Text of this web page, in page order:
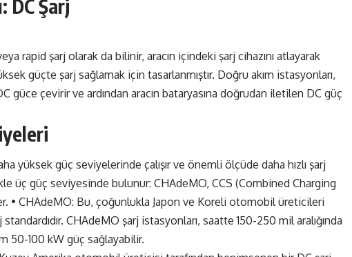
DC Şarj
rapid şarj olarak da bilinir, aracın içindeki şarj cihazını atlayarak
güçte şarj sağlamak için tasarlanmıştır. Doğru akım istasyonları,
güce çevirir ve ardından aracın bataryasına doğrudan iletilen DC güç
yüksek güç seviyelerinde çalışır ve önemli ölçüde daha hızlı şarj
üç güç seviyesinde bulunur: CHAdeMO, CCS (Combined Charging
• CHAdeMO: Bu, çoğunlukla Japon ve Koreli otomobil üreticileri
CHAdeMO şarj istasyonları, saatte 150-250 mil aralığında
50-100 kW güç sağlayabilir.